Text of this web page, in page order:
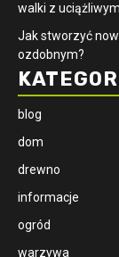
walki z
Jak stworzyć
ozdobnym?
blog
dom
drewno
informacje
ogród
warzywa